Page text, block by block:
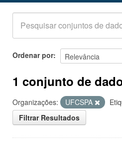
Organizações
Grupos
Sobre
Ordenar por
1 conjunto de
Organizações: UFCSPA
Filtrar Resultados